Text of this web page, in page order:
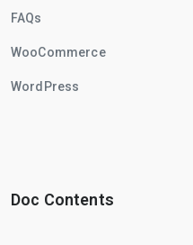
FAQs
WooCommerce
WordPress
Doc Contents